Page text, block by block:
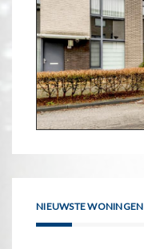
NIEUWSTE WONINGEN